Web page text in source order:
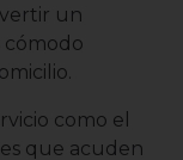
un
cómodo
como el
que acuden